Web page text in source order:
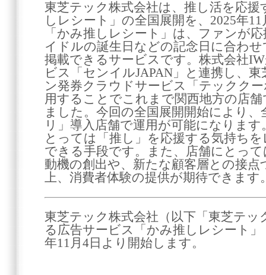
東芝テック株式会社は、推し活を応
しレシート」の全国展開を、2025年
「かみ推しレシート」は、ファンが
イドルの誕生日などの記念日に合わ
掲載できるサービスです。株式会社
ビス「センイルJAPAN」と連携し、
ン発券クラウドサービス「テックク
用することでこれまで関西地方の店
ました。今回の全国展開開始により
リ」導入店舗で運用が可能になりま
とっては「推し」を応援する気持ち
できる手段です。また、店舗にとっ
動機の創出や、新たな顧客層との接
上、消費者体験の提供が期待できます
東芝テック株式会社（以下「東芝テ
る広告サービス「かみ推しレシート
年11月4日より開始します。